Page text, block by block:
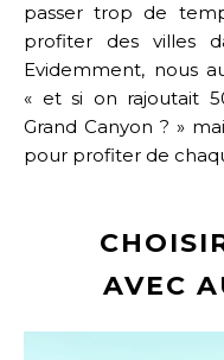
passer trop de
profiter des villes
Evidemment, nous
« et si on rajoutait
Grand Canyon ? »
pour profiter de
AVEC